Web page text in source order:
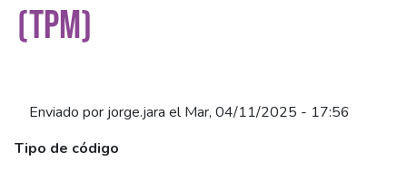
(TPM)
Enviado por jorge.jara elMar, 04/11/2025 - 17:56
Tipo de código